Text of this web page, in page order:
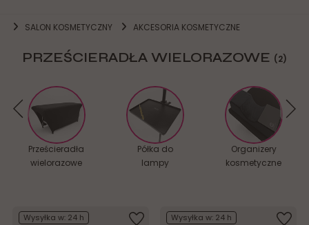
SALON KOSMETYCZNY AKCESORIA KOSMETYCZNE
PRZEŚCIERADŁA WIELORAZOWE (2)
Prześcieradła
wielorazowe
Półka do
lampy
Organizery
kosmetyczne
Wysyłka w: 24 h Wysyłka w: 24 h